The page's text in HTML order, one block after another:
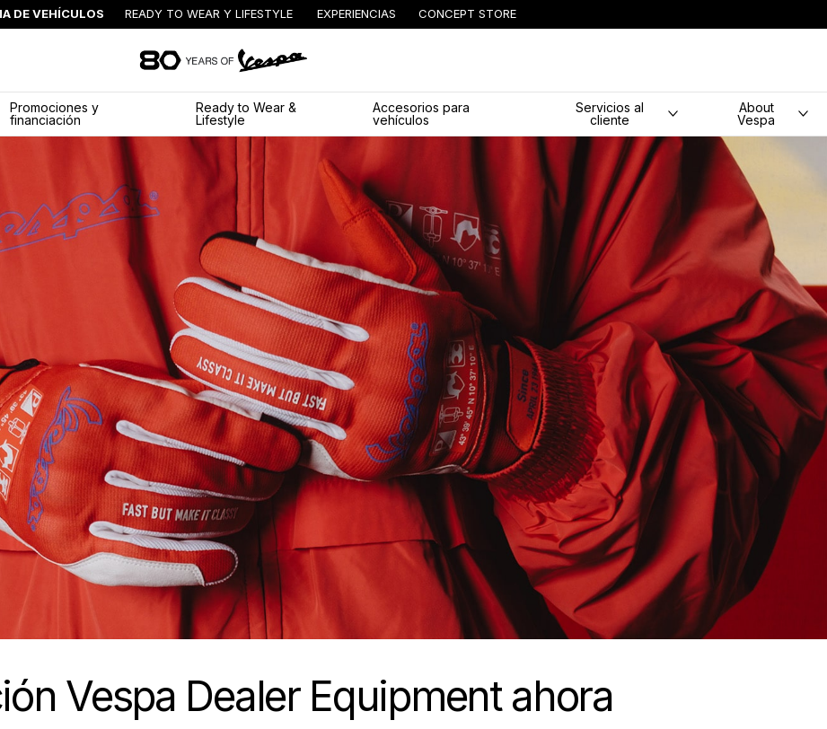
DE VEHÍCULOS READY TO WEAR Y LIFESTYLE EXPERIENCIAS CONCEPT STORE
Promociones y
financiación
Ready to Wear &
Lifestyle
Accesorios para
vehículos
Servicios al
cliente
About
Vespa
Vespa Dealer Equipment ahora